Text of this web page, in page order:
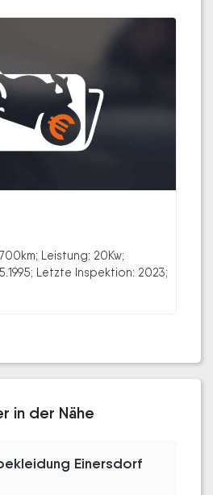
Leistung: 20Kw;
Letzte Inspektion: 2023;
in der Nähe
Einersdorf